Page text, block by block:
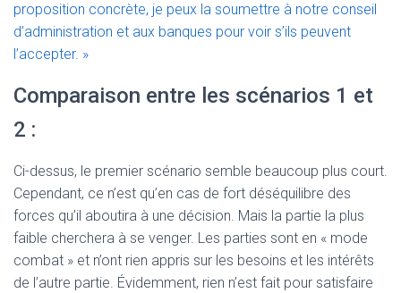
proposition concrète, je peux la soumettre à notre conseil
d’administration et aux banques pour voir s’ils peuvent
l’accepter. »
Comparaison entre les scénarios 1 et
2 :
Ci-dessus, le premier scénario semble beaucoup plus court.
Cependant, ce n’est qu’en cas de fort déséquilibre des
forces qu’il aboutira à une décision. Mais la partie la plus
faible cherchera à se venger. Les parties sont en « mode
combat » et n’ont rien appris sur les besoins et les intérêts
de l’autre partie. Évidemment, rien n’est fait pour satisfaire